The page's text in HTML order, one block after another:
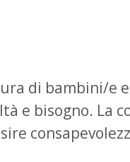
di bambini/e
e bisogno. La